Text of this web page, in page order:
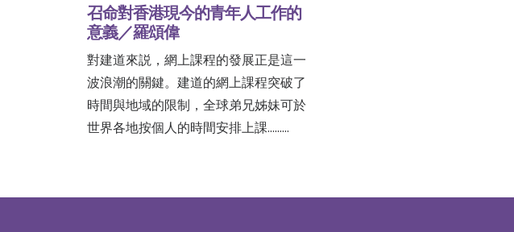
召命對香港現今的青年人工作的
意義／羅頌偉
對建道來説，網上課程的發展正是這一
波浪潮的關鍵。建道的網上課程突破了
時間與地域的限制，全球弟兄姊妹可於
世界各地按個人的時間安排上課………